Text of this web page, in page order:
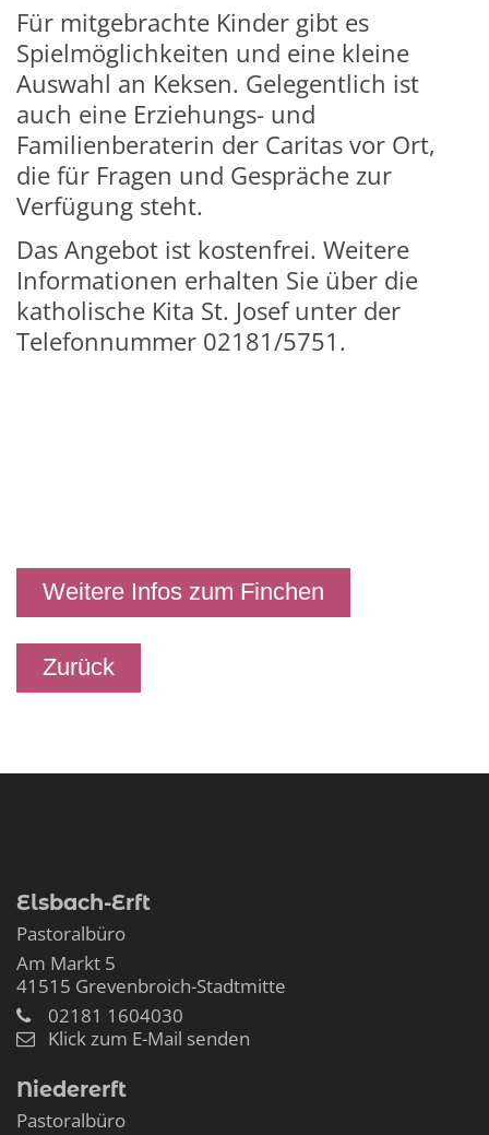
Für mitgebrachte Kinder gibt es
Spielmöglichkeiten und eine kleine
Auswahl an Keksen. Gelegentlich ist
auch eine Erziehungs- und
Familienberaterin der Caritas vor Ort,
die für Fragen und Gespräche zur
Verfügung steht.
Das Angebot ist kostenfrei. Weitere
Informationen erhalten Sie über die
katholische Kita St. Josef unter der
Telefonnummer 02181/5751.
Weitere Infos zum Finchen
Zurück
Elsbach-Erft
Pastoralbüro
Am Markt 5
41515 Grevenbroich-Stadtmitte
02181 1604030
Klick zum E-Mail senden
Niedererft
Pastoralbüro